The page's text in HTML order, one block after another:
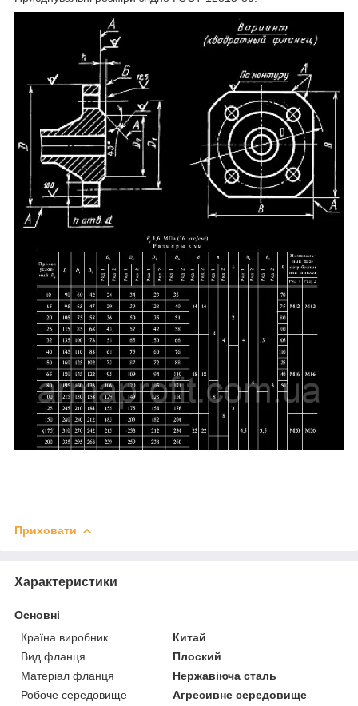
Приховати
Характеристики
Основні
Країна виробник
Китай
Вид фланця
Плоский
Матеріал фланця
Нержавіюча сталь
Робоче середовище
Агресивне середовище